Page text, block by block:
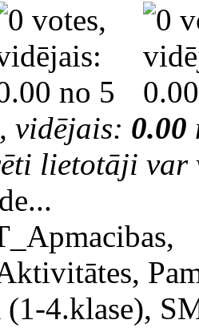
vidējais: 0.00
lietotāji var
(1-4.klase),